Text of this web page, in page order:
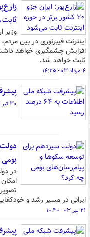
وزیر
اینترنت فیبرنوری در بین
ثابت خواهد شد.
۴ مرداد ۰۳ - ۱۴:۲۵
۳۰ تیر ۰۳ - ۱۷:۲۳
در
ایرانی در مسیر رشد و
۲۱ تیر ۰۳ - ۱۰:۴۰